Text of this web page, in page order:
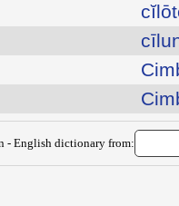
- English dictionary from: